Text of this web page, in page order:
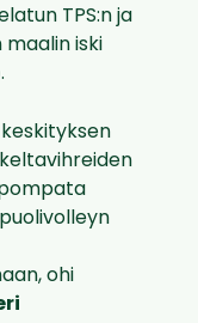
TPS:n ja
maalin iski
.
ohi